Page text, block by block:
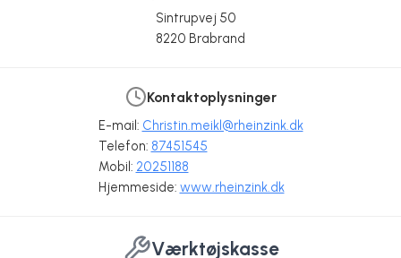
Sintrupvej 50
8220 Brabrand
Kontaktoplysninger
E-mail: Christin.meikl@rheinzink.dk
Telefon: 87451545
Mobil: 20251188
Hjemmeside: www.rheinzink.dk
Værktøjskasse